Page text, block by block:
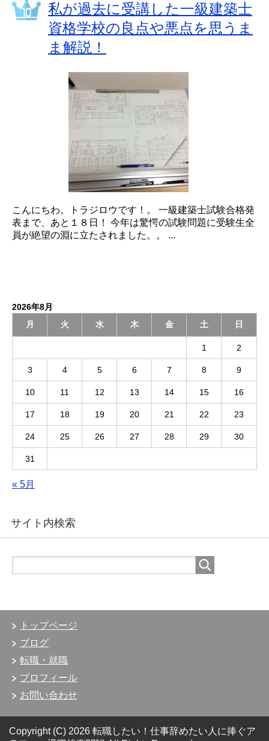
私が過去に受講した一級建築士
資格学校の良点や悪点を思うま
ま解説！
こんにちわ。トラジロウです！。 一級建築士試験合格発
表まで、あと１８日！ 今年は驚愕の試験問題に受験生全
員が絶望の淵に立たされました。。 ...
2026年8月
月
火 水 木 金 土 日
1 2
3 4 5 6 7 8 9
10 11 12 13 14 15 16
17 18 19 20 21 22 23
24 25 26 27 28 29 30
31
« 5月
サイト内検索
トップページ
ブログ
転職・就職
プロフィール
お問い合わせ
Copyright (C) 2026 転職したい！仕事辞めたい人に捧ぐア